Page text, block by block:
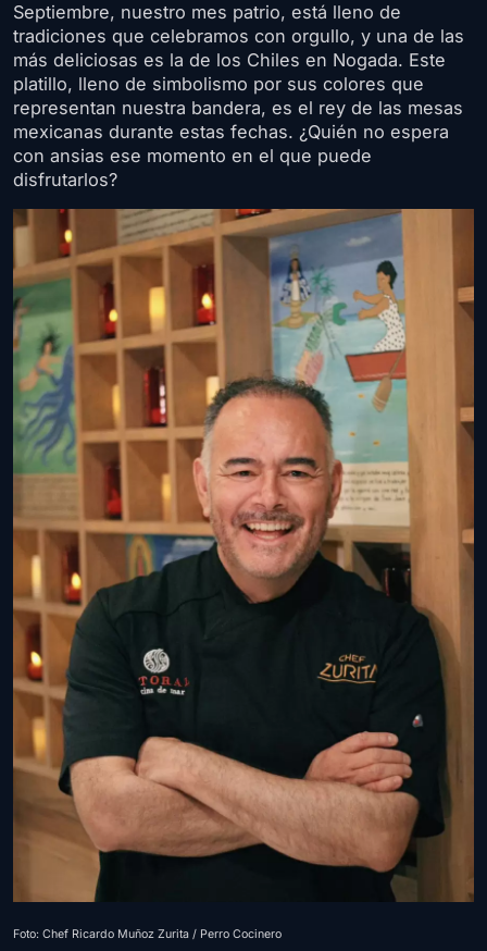
Septiembre, nuestro mes patrio, está lleno de
tradiciones que celebramos con orgullo, y una de las
más deliciosas es la de los Chiles en Nogada. Este
platillo, lleno de simbolismo por sus colores que
representan nuestra bandera, es el rey de las mesas
mexicanas durante estas fechas. ¿Quién no espera
con ansias ese momento en el que puede
disfrutarlos?
Foto: Chef Ricardo Muñoz Zurita / Perro Cocinero